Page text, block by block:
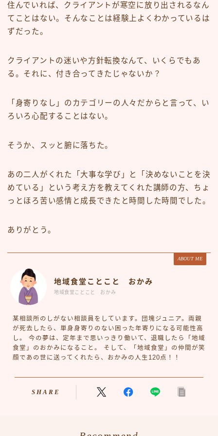
住んでいれば、クライアントが寒空に放り出されるなん
てことはない。そんなことは経験上よくわかっているは
ずだった。
クライアントの迷いや方針転換なんて、いくらでもあ
る。それに、付き合ってきたじゃないか？
「身寄りなし」のカテゴリーの人々だからと言って、い
ろいろ心配することはない。
そうか、スッと腑に落ちた。
あの二人がくれた「大事な学び」と「決めないことを決
めている」という考え方を教えてくれた講師の方、ちょ
っとほろ苦い感情と成長できたと時間した時間でした。
ありがとう。
ABOUT ME
地域食堂ことこと おかみ
地域食堂ことこと おかみ
某相談所のしがない相談員をしています。団塊ジュニア。両親
が死去したら、単身身寄りのない困った年寄りになる可能性高
し。 今の夢は、定年まで思いっきり働いて、退職したら「地域
食堂」のおかみになること。 そして、「地域食堂」の仲間が笑
顔であの世に送ってくれたら、おかみの人生120点！！
SHARE